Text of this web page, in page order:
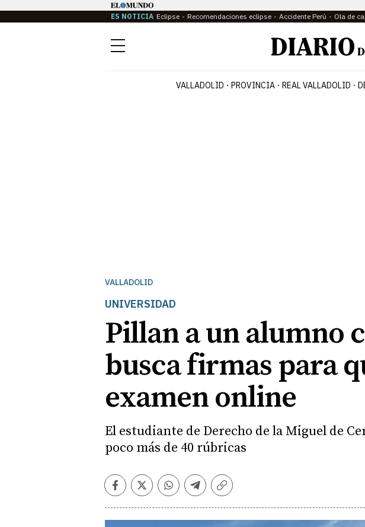
ES NOTICIA Eclipse Recomendaciones eclipse Accidente Perú Ola de
Menú
VALLADOLID PROVINCIA REAL VALLADOLID
VALLADOLID
UNIVERSIDAD
Pillan a un alumno
busca firmas para
examen online
El estudiante de Derecho de la Miguel de
poco más de 40 rúbricas
Facebook
TwitterWhatsapp
Telegram
Copiar